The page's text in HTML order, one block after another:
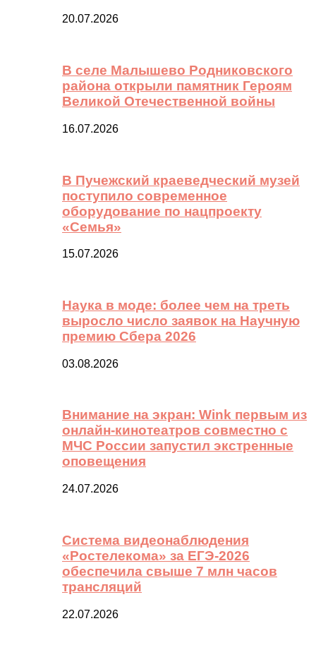
20.07.2026
В селе Малышево Родниковского
района открыли памятник Героям
Великой Отечественной войны
16.07.2026
В Пучежский краеведческий музей
поступило современное
оборудование по нацпроекту
«Семья»
15.07.2026
Наука в моде: более чем на треть
выросло число заявок на Научную
премию Сбера 2026
03.08.2026
Внимание на экран: Wink первым из
онлайн-кинотеатров совместно с
МЧС России запустил экстренные
оповещения
24.07.2026
Система видеонаблюдения
«Ростелекома» за ЕГЭ-2026
обеспечила свыше 7 млн часов
трансляций
22.07.2026